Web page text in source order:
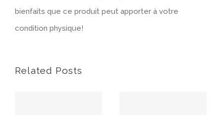
bienfaits que ce produit peut apporter à votre
condition physique!
Related Posts